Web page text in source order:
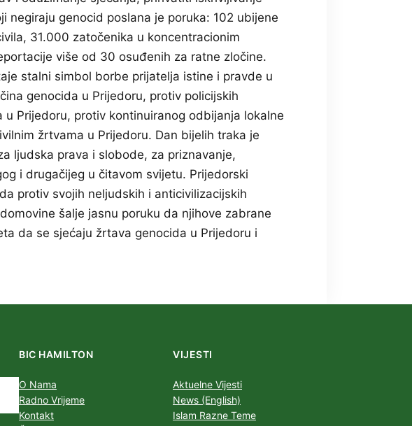
negiraju genocid poslana je poruka: 102 ubijene
31.000 zatočenika u koncentracionim
više od 30 osuđenih za ratne zločine.
stalni simbol borbe prijatelja istine i pravde u
genocida u Prijedoru, protiv policijskih
Prijedoru, protiv kontinuiranog odbijanja lokalne
žrtvama u Prijedoru. Dan bijelih traka je
ljudska prava i slobode, za priznavanje,
i drugačijeg u čitavom svijetu. Prijedorski
protiv svojih neljudskih i anticivilizacijskih
šalje jasnu poruku da njihove zabrane
da se sjećaju žrtava genocida u Prijedoru i
BIC HAMILTON
O Nama
Radno Vrijeme
Kontakt
VIJESTI
Aktuelne Vijesti
News (English)
Islam Razne Teme